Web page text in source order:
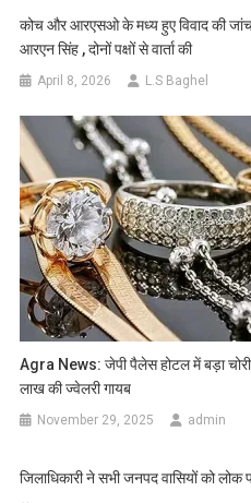
कोच और आरएसओ के मध्य हुए विवाद की
आरएन सिंह , दोनों पक्षों से वार्ता की
April 8, 2026 L.S Baghel
Agra News: जेपी पैलेस होटल में बड़ा
लाख की ज्वेलरी गायब
November 29, 2025 admin
जिलाधिकारी ने सभी जनपद वासियों को लोक